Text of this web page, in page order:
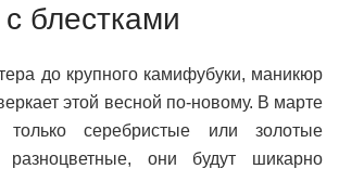
блестками
до крупного камифубуки, маникюр
этой весной по-новому. В марте
серебристые или золотые
они будут шикарно